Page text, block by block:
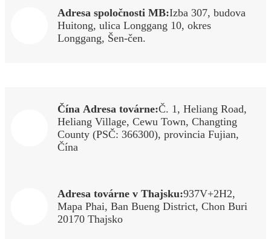
Adresa spoločnosti MB:Izba 307, budova
Huitong, ulica Longgang 10, okres
Longgang, Šen-čen.
Čína Adresa továrne:Č. 1, Heliang Road,
Heliang Village, Cewu Town, Changting
County (PSČ: 366300), provincia Fujian,
Čína
Adresa továrne v Thajsku:937V+2H2,
Mapa Phai, Ban Bueng District, Chon Buri
20170 Thajsko